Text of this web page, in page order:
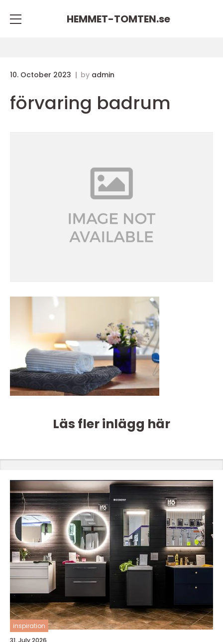
HEMMET-TOMTEN.se
10. October 2023 by admin
förvaring badrum
Läs fler inlägg här
inspiration
31. July 2026